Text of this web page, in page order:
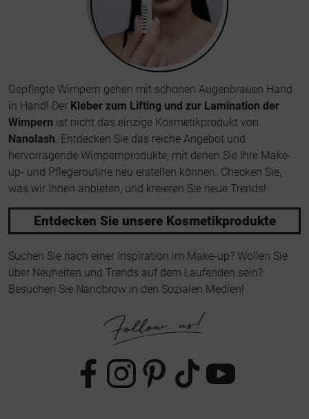
Gepflegte Wimpern gehen mit schönen Augenbrauen Hand
in Hand! Der Kleber zum Lifting und zur Lamination der
Wimpern ist nicht das einzige Kosmetikprodukt von
Nanolash. Entdecken Sie das reiche Angebot und
hervorragende Wimpernprodukte, mit denen Sie Ihre Make-
up- und Pflegeroutine neu erstellen können. Checken Sie,
was wir Ihnen anbieten, und kreieren Sie neue Trends!
Entdecken Sie unsere Kosmetikprodukte
Suchen Sie nach einer Inspiration im Make-up? Wollen Sie
über Neuheiten und Trends auf dem Laufenden sein?
Besuchen Sie Nanobrow in den Sozialen Medien!